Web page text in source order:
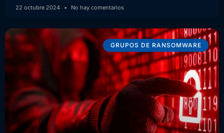
22 octubre 2024 No hay comentarios
GRUPOS DE RANSOMWARE